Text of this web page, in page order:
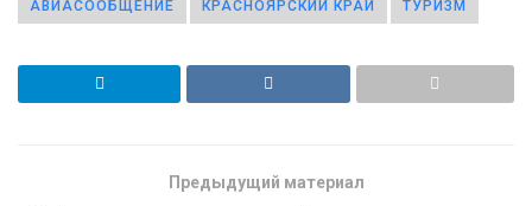
АВИАСООБЩЕНИЕ КРАСНОЯРСКИЙ КРАЙ ТУРИЗМ
Предыдущий материал